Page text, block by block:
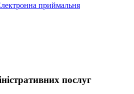
приймальня
послуг